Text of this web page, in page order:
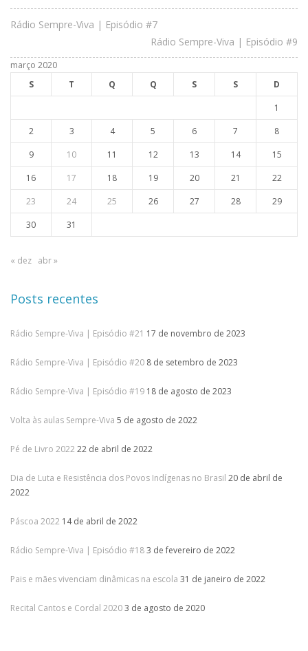
Rádio Sempre-Viva | Episódio #7
Rádio Sempre-Viva | Episódio #9
março 2020
S
T Q Q S S
D
1
2
3 4 5 6 7
8
9
10 11 12 13 14
15
16
17 18 19 20 21
22
23
24 25 26 27 28
29
30
31
« dez abr »
Posts recentes
Rádio Sempre-Viva | Episódio #21 17 de novembro de 2023
Rádio Sempre-Viva | Episódio #20 8 de setembro de 2023
Rádio Sempre-Viva | Episódio #19 18 de agosto de 2023
Volta às aulas Sempre-Viva 5 de agosto de 2022
Pé de Livro 2022 22 de abril de 2022
Dia de Luta e Resistência dos Povos Indígenas no Brasil 20 de abril de
2022
Páscoa 2022 14 de abril de 2022
Rádio Sempre-Viva | Episódio #183 de fevereiro de 2022
Pais e mães vivenciam dinâmicas na escola 31 de janeiro de 2022
Recital Cantos e Cordal 20203 de agosto de 2020